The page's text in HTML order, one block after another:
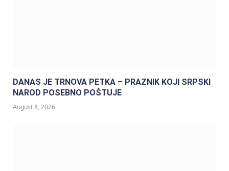
DANAS JE TRNOVA PETKA – PRAZNIK KOJI SRPSKI
NAROD POSEBNO POŠTUJE
August 8, 2026